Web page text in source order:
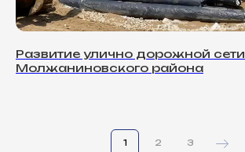
Развитие улично дорожной сети
Молжаниновского района
1 2 3